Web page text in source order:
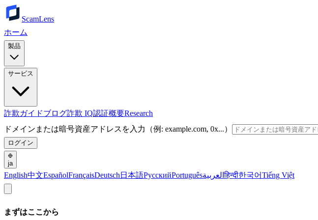
ScamLens
ホーム
製品
サービス
詐欺ガイドブログ詐欺 IQ認証概要Research
ドメインまたは暗号資産アドレスを入力（例: example.com, 0x...）
ログイン
ja
English中文EspañolFrançaisDeutsch 日本語РусскийPortuguêsالعربيةहिन्दी한국어Tiếng Việt
まずはここから